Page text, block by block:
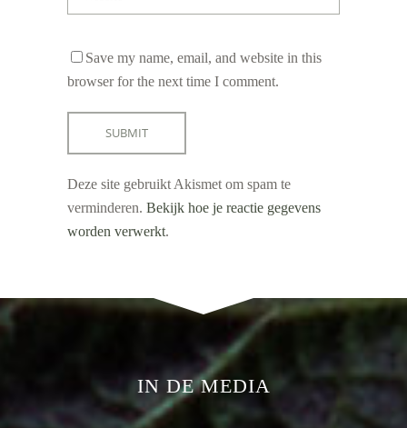
Save my name, email, and website in this
browser for the next time I comment.
Deze site gebruikt Akismet om spam te
verminderen. Bekijk hoe je reactie gegevens
worden verwerkt.
IN DE MEDIA